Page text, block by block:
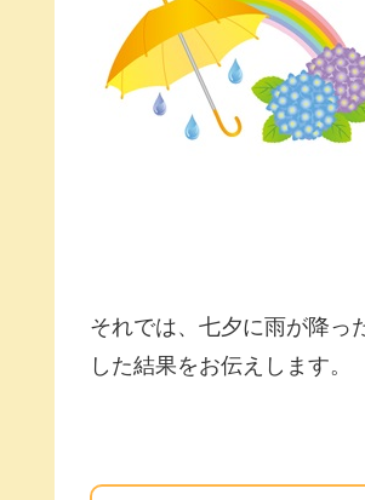
それでは、七夕に雨が降っ
した結果をお伝えします。